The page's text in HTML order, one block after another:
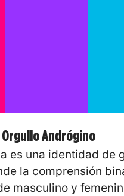
Andrógino
es una identidad de
la comprensión
masculino y